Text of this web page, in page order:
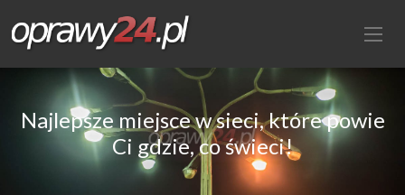
Najlepsze miejsce w sieci, które powie
Ci gdzie, co świeci!